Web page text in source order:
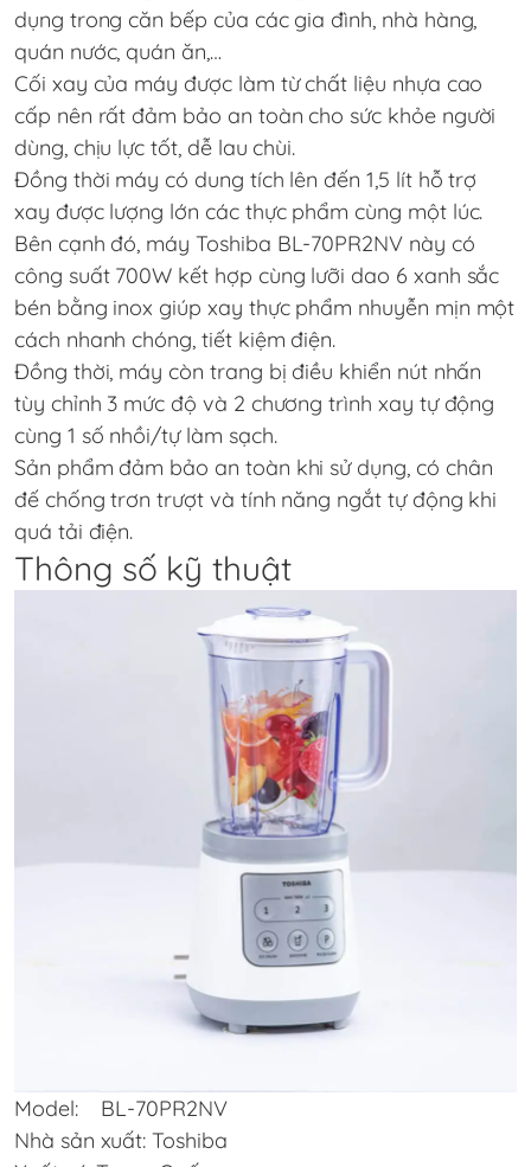
dụng trong căn bếp của các gia đình, nhà hàng,
quán nước, quán ăn,…
Cối xay của máy được làm từ chất liệu nhựa cao
cấp nên rất đảm bảo an toàn cho sức khỏe người
dùng, chịu lực tốt, dễ lau chùi.
Đồng thời máy có dung tích lên đến 1,5 lít hỗ trợ
xay được lượng lớn các thực phẩm cùng một lúc.
Bên cạnh đó, máy Toshiba BL-70PR2NV này có
công suất 700W kết hợp cùng lưỡi dao 6 xanh sắc
bén bằng inox giúp xay thực phẩm nhuyễn mịn một
cách nhanh chóng, tiết kiệm điện.
Đồng thời, máy còn trang bị điều khiển nút nhấn
tùy chỉnh 3 mức độ và 2 chương trình xay tự động
cùng 1 số nhồi/tự làm sạch.
Sản phẩm đảm bảo an toàn khi sử dụng, có chân
đế chống trơn trượt và tính năng ngắt tự động khi
quá tải điện.
Thông số kỹ thuật
Model: BL-70PR2NV
Nhà sản xuất: Toshiba